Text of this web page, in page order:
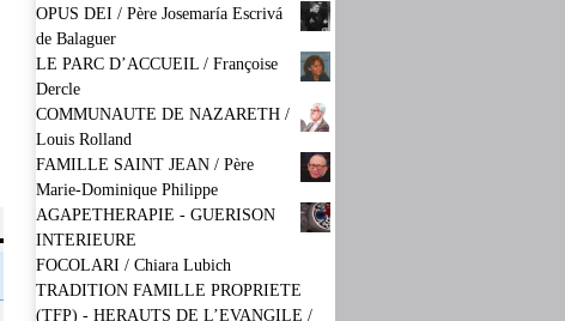
OPUS DEI / Père Josemaría Escrivá
de Balaguer
LE PARC D’ACCUEIL / Françoise
Dercle
COMMUNAUTE DE NAZARETH /
Louis Rolland
FAMILLE SAINT JEAN / Père
Marie-Dominique Philippe
AGAPETHERAPIE - GUERISON
INTERIEURE
FOCOLARI / Chiara Lubich
TRADITION FAMILLE PROPRIETE
(TFP) - HERAUTS DE L’EVANGILE /